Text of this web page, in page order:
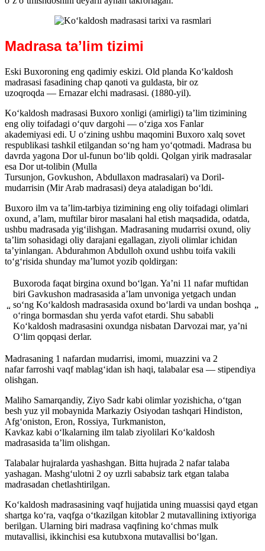
Madrasa taʼlim tizimi
Eski Buxoroning eng qadimiy eskizi. Old planda Koʻkaldosh
madrasasi fasadining chap qanoti va guldasta, bir oz
uzoqroqda — Ernazar elchi madrasasi. (1880-yil).
Koʻkaldosh madrasasi Buxoro xonligi (amirligi) taʼlim tizimining
eng oliy toifadagi oʻquv dargohi — oʻziga xos Fanlar
akademiyasi edi. U oʻzining ushbu maqomini Buxoro xalq sovet
respublikasi tashkil etilgandan soʻng ham yoʻqotmadi. Madrasa bu
davrda yagona Dor ul-funun boʻlib qoldi. Qolgan yirik madrasalar
esa Dor ut-tolibin (Mulla
Tursunjon, Govkushon, Abdullaxon madrasalari) va Doril-
mudarrisin (Mir Arab madrasasi) deya ataladigan boʻldi.
Buxoro ilm va taʼlim-tarbiya tizimining eng oliy toifadagi olimlari
oxund, aʼlam, muftilar biror masalani hal etish maqsadida, odatda,
ushbu madrasada yigʻilishgan. Madrasaning mudarrisi oxund, oliy
taʼlim sohasidagi oliy darajani egallagan, ziyoli olimlar ichidan
taʼyinlangan. Abdurahmon Abdulloh oxund ushbu toifa vakili
toʻgʻrisida shunday maʼlumot yozib qoldirgan:
“
Buxoroda faqat birgina oxund boʻlgan. Yaʼni 11 nafar muftidan
biri Gavkushon madrasasida aʼlam unvoniga yetgach undan
soʻng Koʻkaldosh madrasasida oxund boʻlardi va undan boshqa
oʻringa bormasdan shu yerda vafot etardi. Shu sababli
Koʻkaldosh madrasasini oxundga nisbatan Darvozai mar, yaʼni
Oʻlim qopqasi derlar.
”
Madrasaning 1 nafardan mudarrisi, imomi, muazzini va 2
nafar farroshi vaqf mablagʻidan ish haqi, talabalar esa — stipendiya
olishgan.
Maliho Samarqandiy, Ziyo Sadr kabi olimlar yozishicha, oʻtgan
besh yuz yil mobaynida Markaziy Osiyodan tashqari Hindiston,
Afgʻoniston, Eron, Rossiya, Turkmaniston,
Kavkaz kabi oʻlkalarning ilm talab ziyolilari Koʻkaldosh
madrasasida taʼlim olishgan.
Talabalar hujralarda yashashgan. Bitta hujrada 2 nafar talaba
yashagan. Mashgʻulotni 2 oy uzrli sababsiz tark etgan talaba
madrasadan chetlashtirilgan.
Koʻkaldosh madrasasining vaqf hujjatida uning muassisi qayd etgan
shartga koʻra, vaqfga oʻtkazilgan kitoblar 2 mutavallining ixtiyoriga
berilgan. Ularning biri madrasa vaqfining koʻchmas mulk
mutavallisi, ikkinchisi esa kutubxona mutavallisi boʻlgan.